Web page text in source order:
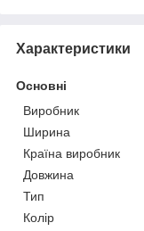
Характеристики
Основні
Виробник
Ширина
Країна виробник
Довжина
Тип
Колір